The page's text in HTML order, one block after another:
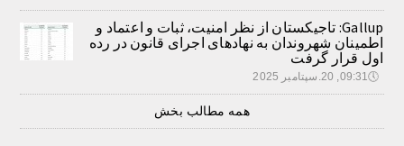
Gallup: تاجیکستان از نظر امنیت، ثبات و اعتماد و
اطمینان شهروندان به نهادهای اجرای قانون در رده
اول قرار گرفت
🕔09:31, 20.سپتامبر 2025
همه مطالب بخش